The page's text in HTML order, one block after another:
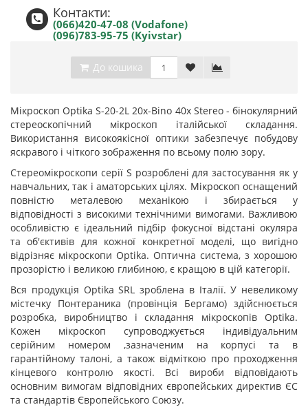
Контакти:
(066)420-47-08 (Vodafone)
(096)783-95-75 (Kyivstar)
До кошика
Мікроскоп Optika S-20-2L 20x-Bino 40x Stereo - бінокулярний
стереоскопічний мікроскоп італійської складання.
Використання високоякісної оптики забезпечує побудову
яскравого і чіткого зображення по всьому полю зору.
Стереомікроскопи серії S розроблені для застосування як у
навчальних, так і аматорських цілях. Мікроскоп оснащений
повністю металевою механікою і збирається у
відповідності з високими технічними вимогами. Важливою
особливістю є ідеальний підбір фокусної відстані окуляра
та об'єктивів для кожної конкретної моделі, що вигідно
відрізняє мікроскопи Optika. Оптична система, з хорошою
прозорістю і великою глибиною, є кращою в цій категорії.
Вся продукція Optika SRL зроблена в Італії. У невеликому
містечку Понтераника (провінція Бергамо) здійснюється
розробка, виробництво і складання мікроскопів Optika.
Кожен мікроскоп супроводжується індивідуальним
серійним номером ,зазначеним на корпусі та в
гарантійному талоні, а також відміткою про проходження
кінцевого контролю якості. Всі вироби відповідають
основним вимогам відповідних європейських директив ЄС
та стандартів Європейського Союзу.